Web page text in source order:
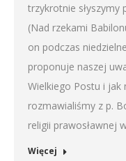
trzykrotnie słyszymy
(Nad rzekami
on podczas
proponuje naszej
Wielkiego Postu i
rozmawialiśmy z p.
religii prawosławnej
Więcej